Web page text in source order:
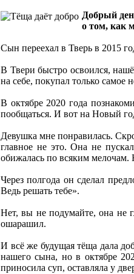
Добрый
о том, как
Сын переехал в Тверь в 2015
В Твери быстро освоился,
на себе, покупал только самое
В октябре 2020 года
пообщаться. И вот на Новый
Девушка мне понравилась.
главное не это. Она не
обижалась по всяким
Через полгода он сделал
Ведь решать тебе».
Нет, вы не подумайте, она не
ошарашил.
И всё же будущая тёща дала
нашего сына, но в октябре
приносила суп, оставляла у